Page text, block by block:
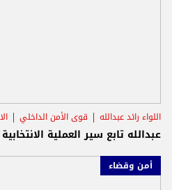
اللواء رائد عبدالله قوى الأمن الداخلي
عبدالله تابع سير العملية
أمن وقضاء